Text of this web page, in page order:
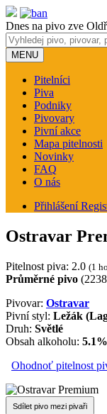
Dnes na pivo zve
MENU
Pitelníci
Piva
Podniky
Pivovary
Pivní akce
Mapa pitelnosti
Novinky
FAQ
O nás
Přihlášení
Ostravar
Pitelnost piva: 2.0 (1
Průměrné pivo
Pivovar: Ostravar
Pivní styl: Ležák
Druh: Světlé
Obsah alkoholu: 5.1%
Ohodnoť pitelnost
Sdílet pivo mezi pivaři